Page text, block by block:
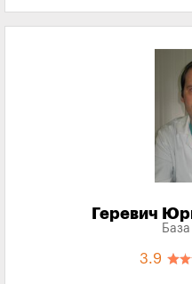
Геревич
3.9